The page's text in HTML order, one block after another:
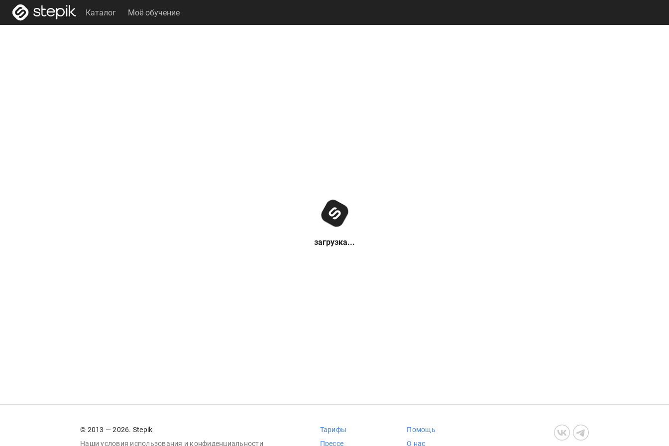
Каталог Моё обучение
загрузка...
© 2013 — 2026. Stepik
Наши условия использования и конфиденциальности
Тарифы
Прессе
Помощь
О нас